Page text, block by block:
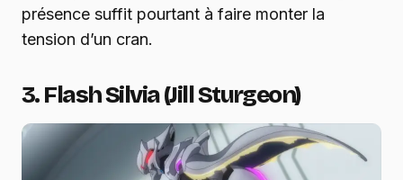
présence suffit pourtant à faire monter la
tension d’un cran.
3. Flash Silvia (Jill Sturgeon)